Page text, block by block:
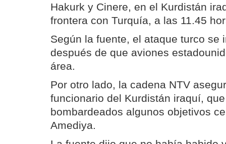
Hakurk y Cinere, en el Kurdistán
frontera con Turquía, a las 11.45
Según la fuente, el ataque turco se
después de que aviones
área.
Por otro lado, la cadena NTV
funcionario del Kurdistán iraquí,
bombardeados algunos objetivos
Amediya.